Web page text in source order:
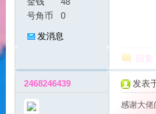
号角币
0
发消息
回复
2468246439 发表
感谢大佬